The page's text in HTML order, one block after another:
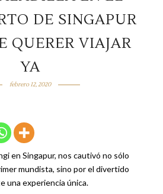
DE SINGAPUR
QUERER VIAJAR
YA
febrero 12, 2020
en Singapur, nos cautivó no sólo
mundista, sino por el divertido
una experiencia única.